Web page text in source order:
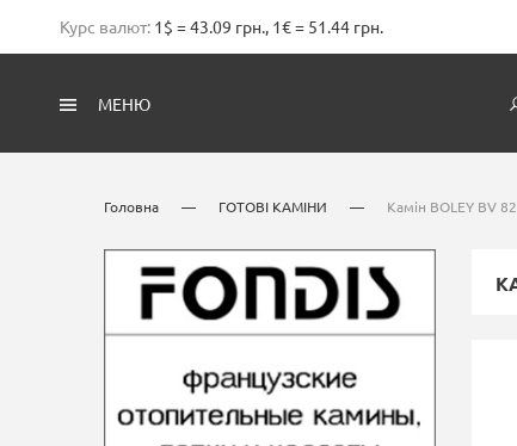
Курс валют: 1$ = 43.09 грн., 1€ = 51.44 грн.
МЕНЮ
Головна — ГОТОВІ КАМІНИ — Камiн BOLEY BV 82